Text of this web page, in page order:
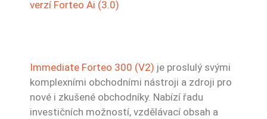
verzí Forteo Ai (3.0)
Immediate Forteo 300 (V2) je proslulý svými
komplexními obchodními nástroji a zdroji pro
nové i zkušené obchodníky. Nabízí řadu
investičních možností, vzdělávací obsah a